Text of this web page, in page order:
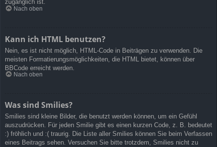
zugänglich ist.
Nach oben
Kann ich HTML benutzen?
Nein, es ist nicht möglich, HTML-Code in Beiträgen zu verwenden. Die
meisten Formatierungsmöglichkeiten, die HTML bietet, können über
BBCode erreicht werden.
Nach oben
Was sind Smilies?
Smilies sind kleine Bilder, die benutzt werden können, um ein Gefühl
auszudrücken. Für jeden Smilie gibt es einen kurzen Code, z. B. bedeutet
:) fröhlich und :( traurig. Die Liste aller Smilies können Sie beim Verfassen
eines Beitrags sehen. Versuchen Sie bitte trotzdem, Smilies nicht zu